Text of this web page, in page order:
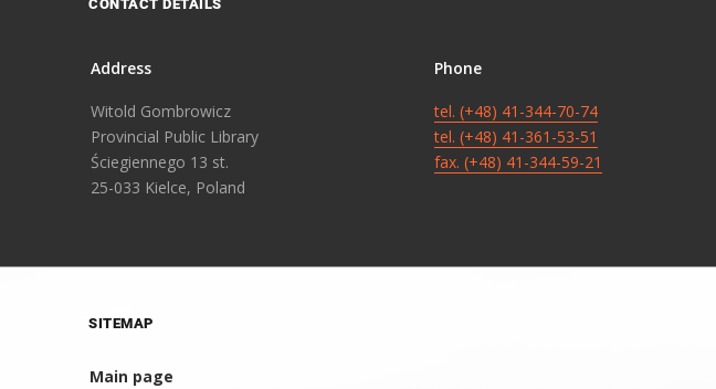
CONTACT DETAILS
Address
Witold Gombrowicz
Provincial Public Library
Ściegiennego 13 st.
25-033 Kielce, Poland
Phone
tel. (+48) 41-344-70-74
tel. (+48) 41-361-53-51
fax. (+48) 41-344-59-21
SITEMAP
Main page